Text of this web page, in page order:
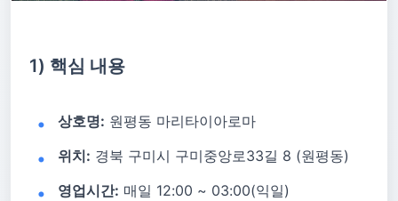
1) 핵심 내용
상호명: 원평동 마리타이아로마
위치: 경북 구미시 구미중앙로33길 8 (원평동)
영업시간: 매일 12:00 ~ 03:00(익일)